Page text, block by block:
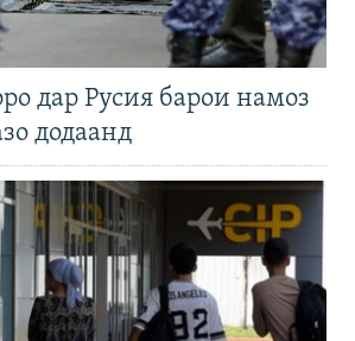
дар Русия барои намоз
додаанд